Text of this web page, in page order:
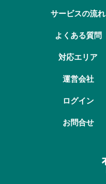
サービスの流れ
よくある質問
対応エリア
運営会社
ログイン
お問合せ